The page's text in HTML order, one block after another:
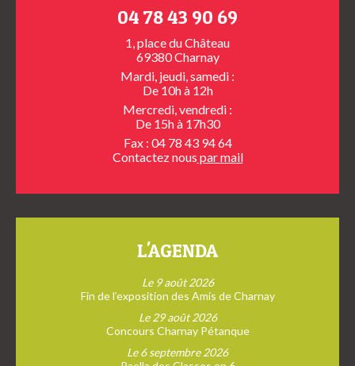
04 78 43 90 69
1, place du Château
69380 Charnay
Mardi, jeudi, samedi :
De 10h à 12h
Mercredi, vendredi :
De 15h à 17h30
Fax : 04 78 43 94 64
Contactez nous par mail
L'AGENDA
Le 9 août 2026
Fin de l’exposition des Amis de Charnay
Le 29 août 2026
Concours Charnay Pétanque
Le 6 septembre 2026